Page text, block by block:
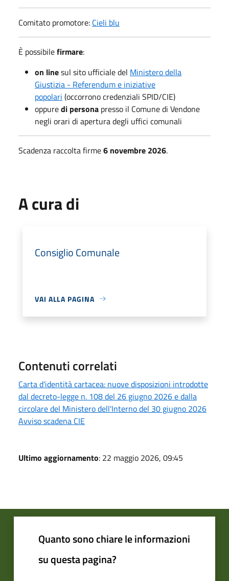
Comitato promotore: Cieli blu
È possibilefirmare:
on linesul sito ufficiale del Ministero della
Giustizia - Referendum e iniziative
popolari (occorrono credenziali SPID/CIE)
oppuredi persona presso il Comune di Vendone
negli orari di apertura degli uffici comunali
Scadenza raccolta firme6 novembre 2026.
A cura di
Consiglio Comunale
VAI ALLA PAGINA
Contenuti correlati
Carta d'identità cartacea: nuove disposizioni introdotte
dal decreto-legge n. 108 del 26 giugno 2026 e dalla
circolare del Ministero dell'Interno del 30 giugno 2026
Avviso scadena CIE
Ultimo aggiornamento: 22 maggio 2026, 09:45
Quanto sono chiare le informazioni
su questa pagina?